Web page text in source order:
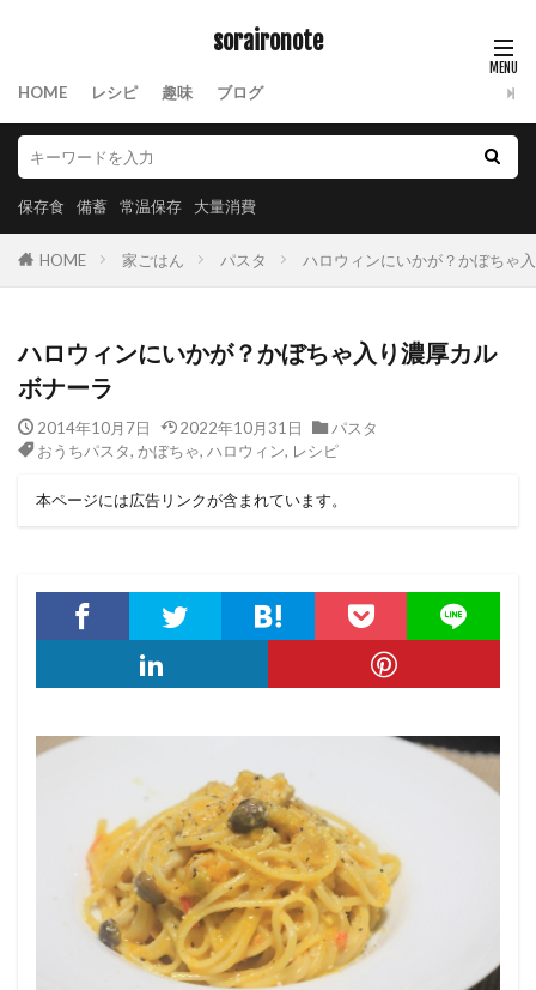
soraironote
HOME レシピ 趣味 ブログ
保存食 備蓄 常温保存 大量消費
HOME 家ごはん パスタ ハロウィンにいかが？かぼちゃ
ハロウィンにいかが？かぼちゃ入り濃厚カル
ボナーラ
2014年10月7日 2022年10月31日
パスタ
おうちパスタ, かぼちゃ, ハロウィン, レシピ
本ページには広告リンクが含まれています。